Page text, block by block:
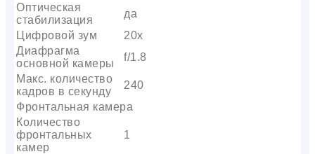
Оптическая
стабилизация
да
Цифровой зум
20x
Диафрагма
основной камеры
f/1.8
Макс. количество
кадров в секунду
240
Фронтальная камера
Количество
фронтальных
камер
1